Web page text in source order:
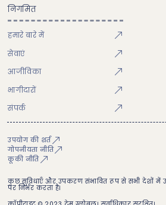
निगमित
हमारे बारे में
सेवाएं
आजीविका
भागीदारों
संपर्क
उपयोग की शर्त
गोपनीयता नीति
कूकी नीति
कुछ सुविधाएँ और उपकरण संभावित रूप से सभी देशों में
पर निर्भर करता है।